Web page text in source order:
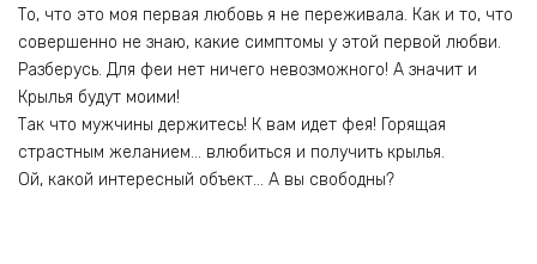
То, что это моя первая любовь я не переживала. Как и то, что
совершенно не знаю, какие симптомы у этой первой любви.
Разберусь. Для феи нет ничего невозможного! А значит и
Крылья будут моими!
Так что мужчины держитесь! К вам идет фея! Горящая
страстным желанием… влюбиться и получить крылья.
Ой, какой интересный объект… А вы свободны?